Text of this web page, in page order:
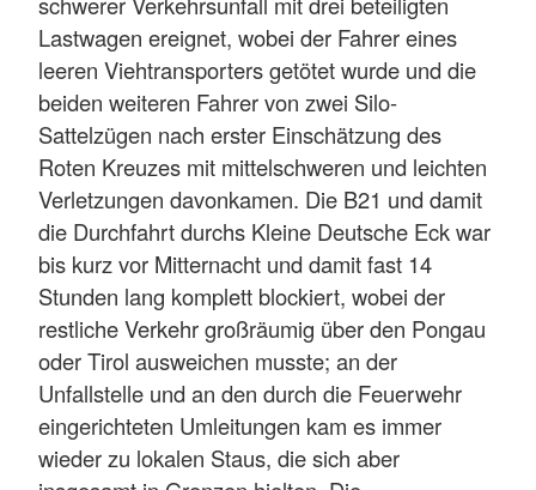
Lastwagen ereignet, wobei der Fahrer eines
leeren Viehtransporters getötet wurde und die
beiden weiteren Fahrer von zwei Silo-
Sattelzügen nach erster Einschätzung des
Roten Kreuzes mit mittelschweren und leichten
Verletzungen davonkamen. Die B21 und damit
die Durchfahrt durchs Kleine Deutsche Eck war
bis kurz vor Mitternacht und damit fast 14
Stunden lang komplett blockiert, wobei der
restliche Verkehr großräumig über den Pongau
oder Tirol ausweichen musste; an der
Unfallstelle und an den durch die Feuerwehr
eingerichteten Umleitungen kam es immer
wieder zu lokalen Staus, die sich aber